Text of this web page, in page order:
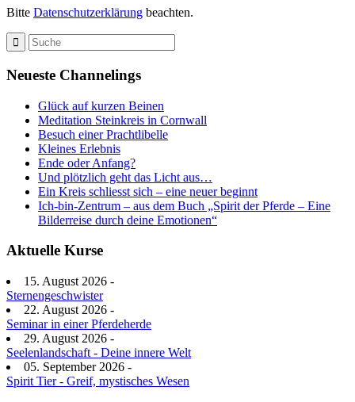
Bitte Datenschutzerklärung beachten.
Neueste Channelings
Glück auf kurzen Beinen
Meditation Steinkreis in Cornwall
Besuch einer Prachtlibelle
Kleines Erlebnis
Ende oder Anfang?
Und plötzlich geht das Licht aus…
Ein Kreis schliesst sich – eine neuer beginnt
Ich-bin-Zentrum – aus dem Buch „Spirit der Pferde – Eine
Bilderreise durch deine Emotionen“
Aktuelle Kurse
15. August 2026 -
Sternengeschwister
22. August 2026 -
Seminar in einer Pferdeherde
29. August 2026 -
Seelenlandschaft - Deine innere Welt
05. September 2026 -
Spirit Tier - Greif, mystisches Wesen